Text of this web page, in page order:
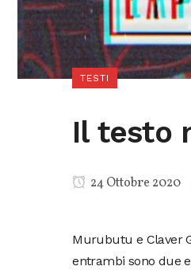
TESTI
Il testo
24 Ottobre 2020
Murubutu e Claver
entrambi sono due